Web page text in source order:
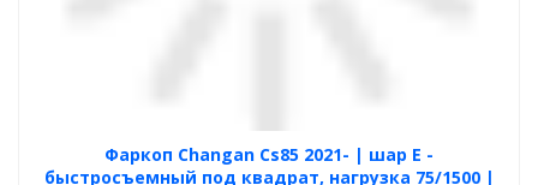
Фаркоп Changan Cs85 2021- | шар E -
быстросъемный под квадрат, нагрузка 75/1500 |